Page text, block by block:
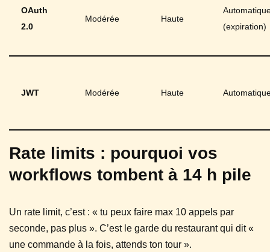
OAuth
2.0
Modérée Haute
(expiration)
JWT Modérée Haute
Rate limits : pourquoi vos
workflows tombent à 14 h pile
Un rate limit, c’est : « tu peux faire max 10 appels par
seconde, pas plus ». C’est le garde du restaurant qui dit «
une commande à la fois, attends ton tour ».